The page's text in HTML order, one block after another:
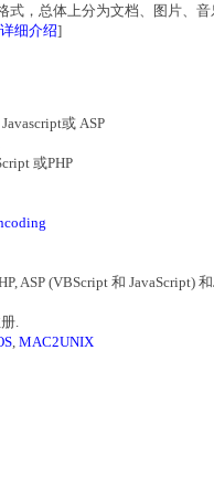
式，总体上分为文档、图片、
详细介绍]
或 ASP
或PHP
ASP (VBScript 和 JavaScript) 和
.
, MAC2UNIX